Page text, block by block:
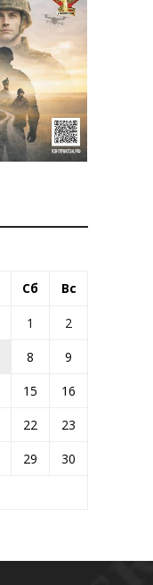
Сб Вс
1
2
8
9
15
16
22
23
29
30